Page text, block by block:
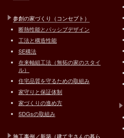
参創の家づくり（コンセプト）
断熱性能とパッシブデザイン
工法と構造性能
SE構法
在来軸組工法（無拓の家のスタイ
ル）
住宅品質を守るための取組み
家守りと保証体制
家づくりの進め方
SDGsの取組み
施工事例／新築（建て主さんの暮ら